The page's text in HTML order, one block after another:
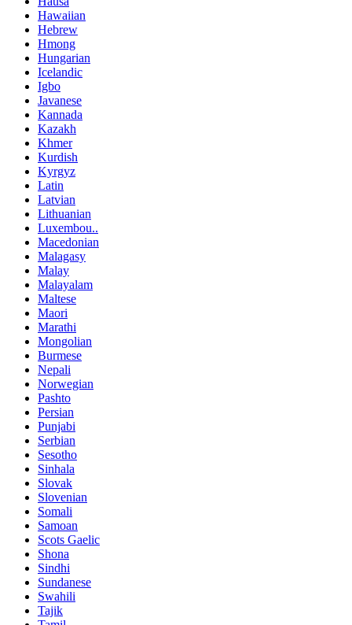
Hawaiian
Hebrew
Hmong
Hungarian
Icelandic
Igbo
Javanese
Kannada
Kazakh
Khmer
Kurdish
Kyrgyz
Latin
Latvian
Lithuanian
Luxembou..
Macedonian
Malagasy
Malay
Malayalam
Maltese
Maori
Marathi
Mongolian
Burmese
Nepali
Norwegian
Pashto
Persian
Punjabi
Serbian
Sesotho
Sinhala
Slovak
Slovenian
Somali
Samoan
Scots Gaelic
Shona
Sindhi
Sundanese
Swahili
Tajik